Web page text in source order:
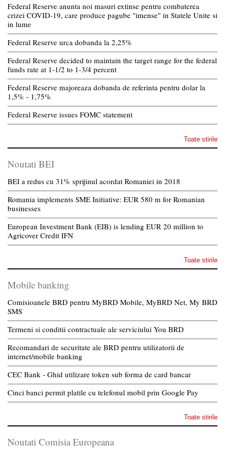
Federal Reserve anunta noi masuri extinse pentru combaterea
crizei COVID-19, care produce pagube "imense" in Statele Unite si
in lume
Federal Reserve urca dobanda la 2,25%
Federal Reserve decided to maintain the target range for the federal
funds rate at 1-1/2 to 1-3/4 percent
Federal Reserve majoreaza dobanda de referinta pentru dolar la
1,5% - 1,75%
Federal Reserve issues FOMC statement
Toate stirile
Noutati BEI
BEI a redus cu 31% sprijinul acordat Romaniei in 2018
Romania implements SME Initiative: EUR 580 m for Romanian
businesses
European Investment Bank (EIB) is lending EUR 20 million to
Agricover Credit IFN
Toate stirile
Mobile banking
Comisioanele BRD pentru MyBRD Mobile, MyBRD Net, My BRD
SMS
Termeni si conditii contractuale ale serviciului You BRD
Recomandari de securitate ale BRD pentru utilizatorii de
internet/mobile banking
CEC Bank - Ghid utilizare token sub forma de card bancar
Cinci banci permit platile cu telefonul mobil prin Google Pay
Toate stirile
Noutati Comisia Europeana